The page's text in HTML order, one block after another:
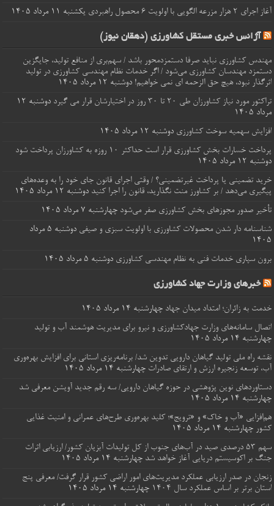
آغاز اجرای ۲ هزار مزرعه الگویی با اولویت ۶ محصول راهبردی
یکشنبه ۱۱ مرداد ۱۴۰۵
آژانس خبری مستقل کشاورزی (دهقان نیوز)
مهندس کشاورزی نباید صرفا دستمزدمحور باشد / سهم‌بری از منافع تولید، جایگزین
دستمزد مهندسان کشاورزی می‌شود / اگر خدمات نظام مهندسی کشاورزی در تولید
اثرگذار نبود، هیچ حق الزحمه ای نمی خواهیم! دوشنبه ۱۲ مرداد ۱۴۰۵
تراکتور مورد نیاز کشاورزان طی ۲۰ تا ۳۰ روز در اختیارشان قرار می گیرد
دوشنبه ۱۲
مرداد ۱۴۰۵
افزایش سهمیه سوخت کشاورزی دوشنبه ۱۲ مرداد ۱۴۰۵
پرداخت خسارات‌ بخش کشاورزی قرار است حداکثر ۱۰ روزه به کشاورزان پرداخت شود
دوشنبه ۱۲ مرداد ۱۴۰۵
خرید تضمینی یا پرداخت غیرتضمینی؟ / وقتی اجرای قانون جای خود را به وعده‌های
پیگیری می‌دهد / بر کشاورز منت نگذارید، قانون را اجرا کنید دوشنبه ۱۲ مرداد ۱۴۰۵
تأخیر صدور مجوزهای بخش کشاورزی صفر می‌شود چهارشنبه ۷ مرداد ۱۴۰۵
شناسنامه‌ دار شدن محصولات کشاورزی با اولویت سبزی و صیفی
دوشنبه ۵ مرداد
۱۴۰۵
برون‌ سپاری خدمات فنی به نظام مهندسی کشاورزی دوشنبه ۵ مرداد ۱۴۰۵
خبرهای وزارت جهاد کشاورزی
خدمت به زائران؛ امتداد میدان جهاد چهارشنبه ۱۴ مرداد ۱۴۰۵
اتصال سامانه‌های وزارت جهادکشاورزی و نیرو برای مدیریت هوشمند آب و تولید
چهارشنبه ۱۴ مرداد ۱۴۰۵
نقشه راه ملی تولید گیاهان دارویی تدوین شد/ برنامه‌ریزی استانی برای افزایش بهره‌وری
آب، توسعه زنجیره ارزش و ارتقای صادرات چهارشنبه ۱۴ مرداد ۱۴۰۵
دستاوردهای نوین پژوهشی در حوزه گیاهان دارویی/ سه رقم جدید آویشن معرفی شد
چهارشنبه ۱۴ مرداد ۱۴۰۵
هم‌افزایی «آب و خاک» و «ترویج»؛ کلید بهره‌وری طرح‌های عمرانی و امنیت غذایی
کشور چهارشنبه ۱۴ مرداد ۱۴۰۵
سهم 53 درصدی صید در آب‌های جنوب از کل تولیدات آبزیان کشور/ ارزیابی اثرات
جنگ بر اکوسیستم دریایی آغاز خواهد شد چهارشنبه ۱۴ مرداد ۱۴۰۵
زنجان در صدر ارزیابی عملکرد مدیریت‌های امور اراضی کشور قرار گرفت/ معرفی پنج
استان برتر بر اساس عملکرد سال ۱۴۰۴
چهارشنبه ۱۴ مرداد ۱۴۰۵